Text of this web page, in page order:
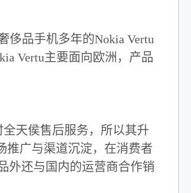
侈品手机多年的Nokia Vertu
Vertu主要面向欧洲，产品
天侯售后服务，所以其升
推广与渠道沉淀，在消费者
外还与国内的运营商合作销